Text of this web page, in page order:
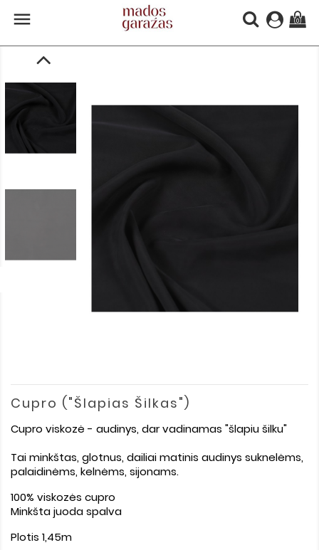
 (0)
Cupro ("šlapias Šilkas")
Cupro viskozė - audinys, dar vadinamas "šlapiu šilku"
Tai minkštas, glotnus, dailiai matinis audinys suknelėms,
palaidinėms, kelnėms, sijonams.
100% viskozės cupro
Minkšta juoda spalva
Plotis 1,45m